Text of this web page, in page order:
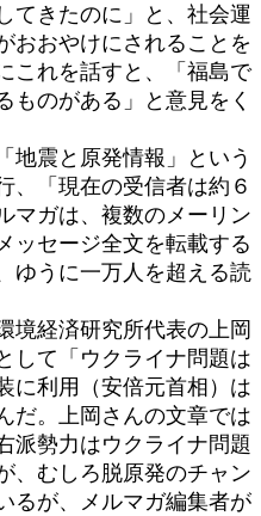
てきたのに」と、社会運
おおやけにされることを
これを話すと、「福島で
ものがある」と意見をく
震と原発情報」という
、「現在の受信者は約６
マガは、複数のメーリン
ッセージ全文を転載する
ゆうに一万人を超える読
経済研究所代表の上岡
して「ウクライナ問題は
に利用（安倍元首相）は
だ。上岡さんの文章では
派勢力はウクライナ問題
、むしろ脱原発のチャン
るが、メルマガ編集者が